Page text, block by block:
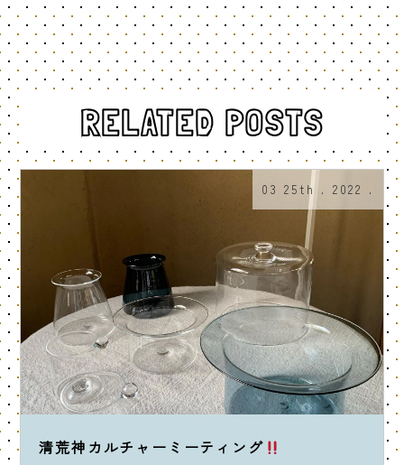
RELATED POSTS
03 25th . 2022 .
清荒神カルチャーミーティング